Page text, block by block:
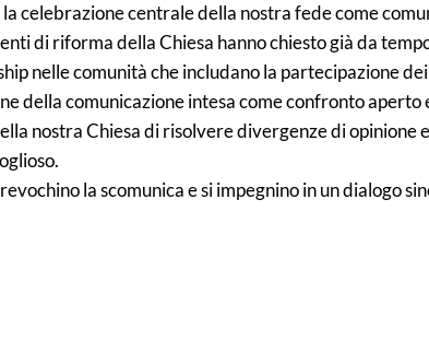
celebrazione centrale della nostra fede come
di riforma della Chiesa hanno chiesto già da
nelle comunità che includano la partecipazione
della comunicazione intesa come confronto aperto
nostra Chiesa di risolvere divergenze di opinione
la scomunica e si impegnino in un dialogo